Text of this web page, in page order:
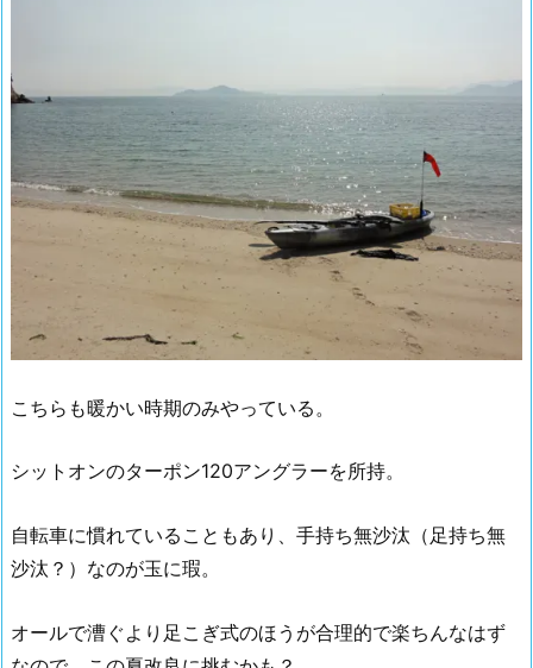
こちらも暖かい時期のみやっている。
シットオンのターポン120アングラーを所持。
自転車に慣れていることもあり、手持ち無沙汰（足持ち無
沙汰？）なのが玉に瑕。
オールで漕ぐより足こぎ式のほうが合理的で楽ちんなはず